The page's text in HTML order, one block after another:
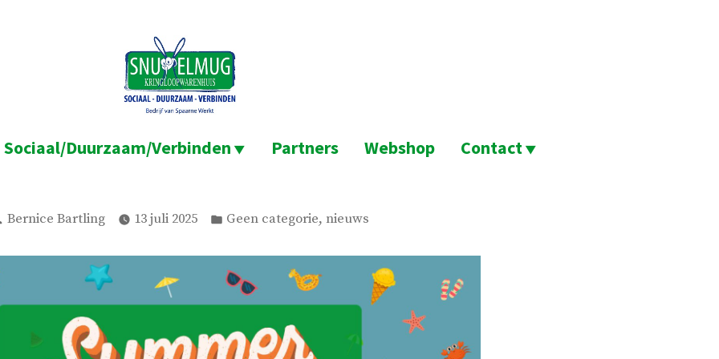
Sociaal/Duurzaam/Verbinden Partners Webshop Contact
Geplaatst
Bernice Bartling 13 juli 2025
Geplaatst
Geen categorie, nieuws